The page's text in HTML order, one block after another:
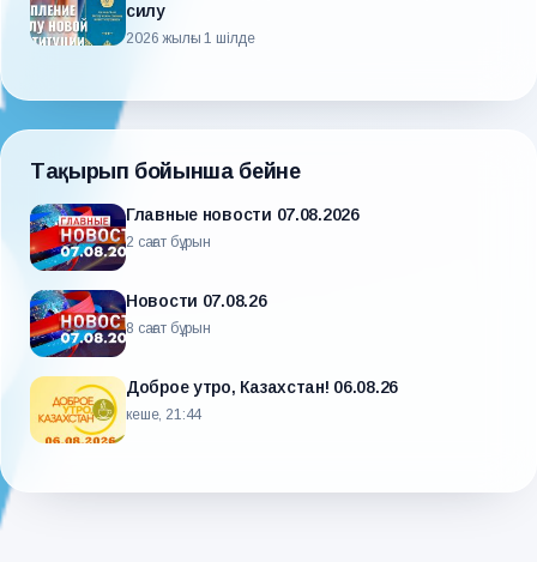
силу
2026 жылғы 1 шілде
Тақырып бойынша бейне
Главные новости 07.08.2026
2 сағат бұрын
Новости 07.08.26
8 сағат бұрын
Доброе утро, Казахстан! 06.08.26
кеше, 21:44